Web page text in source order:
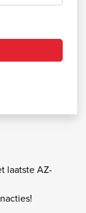
laatste AZ-